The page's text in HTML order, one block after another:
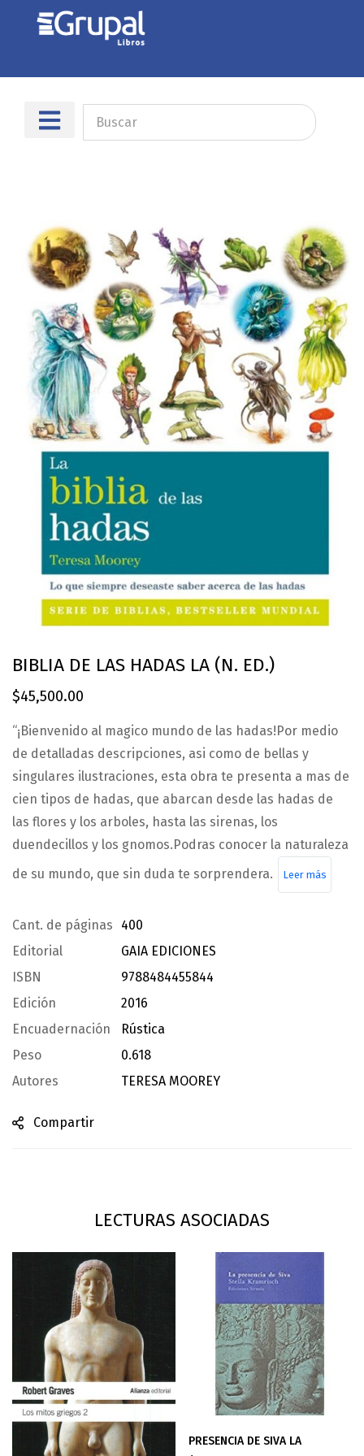
BIBLIA DE LAS HADAS LA (N. ED.)
$45,500.00
“¡Bienvenido al magico mundo de las hadas!Por medio
de detalladas descripciones, asi como de bellas y
singulares ilustraciones, esta obra te presenta a mas de
cien tipos de hadas, que abarcan desde las hadas de
las flores y los arboles, hasta las sirenas, los
duendecillos y los gnomos.Podras conocer la naturaleza
de su mundo, que sin duda te sorprendera.
Leer más
Cant. de páginas
400
Editorial
GAIA EDICIONES
ISBN
9788484455844
Edición
2016
Encuadernación
Rústica
Peso
0.618
Autores
TERESA MOOREY
Compartir
LECTURAS ASOCIADAS
PRESENCIA DE SIVA LA